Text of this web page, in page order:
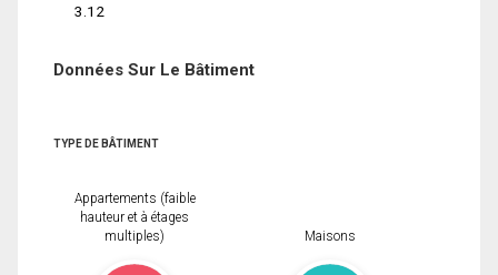
3.12
Données Sur Le Bâtiment
TYPE DE BÂTIMENT
Appartements (faible
hauteur et à étages
multiples)
Maisons